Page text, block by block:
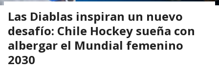
Las Diablas inspiran un nuevo
desafío: Chile Hockey sueña con
albergar el Mundial femenino
2030